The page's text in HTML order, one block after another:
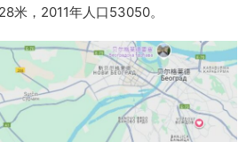
米，2011年人口53050。